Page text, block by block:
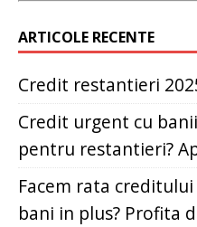
ARTICOLE RECENTE
Credit restantieri
Credit urgent cu
pentru restantieri?
Facem rata
bani in plus? Profita